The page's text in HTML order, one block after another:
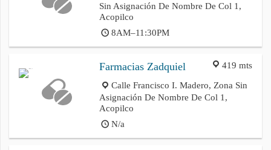
Sin Asignación De Nombre De Col 1,
Acopilco
8AM–11:30PM
419 mts
Farmacias Zadquiel
Calle Francisco I. Madero, Zona Sin
Asignación De Nombre De Col 1,
Acopilco
N/a